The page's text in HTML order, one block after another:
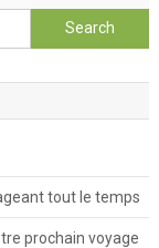
Search for:
tout le temps
prochain voyage